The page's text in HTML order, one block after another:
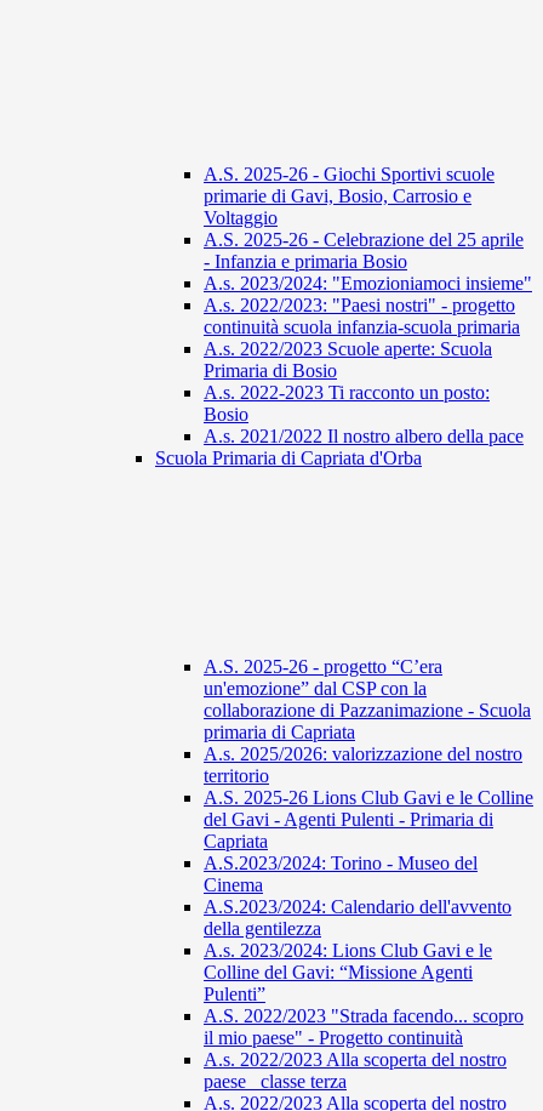
A.S. 2025-26 - Giochi Sportivi scuole
primarie di Gavi, Bosio, Carrosio e
Voltaggio
A.S. 2025-26 - Celebrazione del 25 aprile
- Infanzia e primaria Bosio
A.s. 2023/2024: "Emozioniamoci insieme"
A.s. 2022/2023: "Paesi nostri" - progetto
continuità scuola infanzia-scuola primaria
A.s. 2022/2023 Scuole aperte: Scuola
Primaria di Bosio
A.s. 2022-2023 Ti racconto un posto:
Bosio
A.s. 2021/2022 Il nostro albero della pace
Scuola Primaria di Capriata d'Orba
A.S. 2025-26 - progetto “C’era
un'emozione” dal CSP con la
collaborazione di Pazzanimazione - Scuola
primaria di Capriata
A.s. 2025/2026: valorizzazione del nostro
territorio
A.S. 2025-26 Lions Club Gavi e le Colline
del Gavi - Agenti Pulenti - Primaria di
Capriata
A.S.2023/2024: Torino - Museo del
Cinema
A.S.2023/2024: Calendario dell'avvento
della gentilezza
A.s. 2023/2024: Lions Club Gavi e le
Colline del Gavi: “Missione Agenti
Pulenti”
A.S. 2022/2023 "Strada facendo... scopro
il mio paese" - Progetto continuità
A.s. 2022/2023 Alla scoperta del nostro
paese_ classe terza
A.s. 2022/2023 Alla scoperta del nostro